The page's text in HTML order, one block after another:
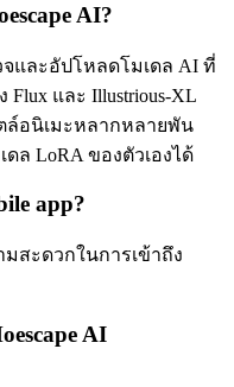
AI?
และอัปโหลดโมเดล AI ที่
และ Illustrious-XL
ล์อนิเมะหลากหลายพัน
ล LoRA ของตัวเองได้
app?
มสะดวกในการเข้าถึง
AI